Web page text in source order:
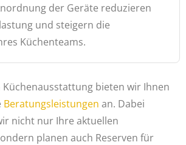
der Geräte reduzieren
und steigern die
Küchenteams.
bieten wir Ihnen
Beratungsleistungen an. Dabei
nicht nur Ihre aktuellen
planen auch Reserven für